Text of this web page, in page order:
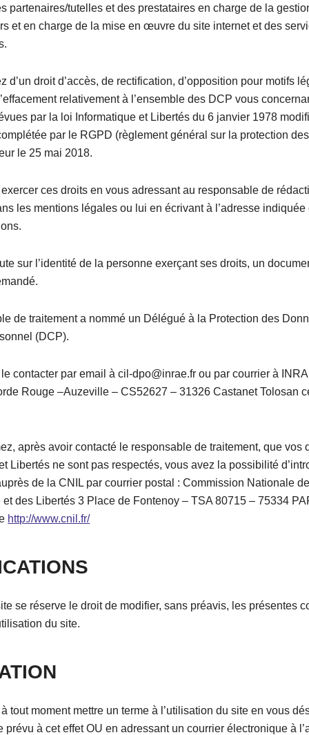
partenaires/tutelles et des prestataires en charge de la
et en charge de la mise en œuvre du site internet et des
d’un droit d’accès, de rectification, d’opposition pour motifs
relativement à l’ensemble des DCP vous
par la loi Informatique et Libertés du 6 janvier 1978
par le RGPD (règlement général sur la protection
le 25 mai 2018.
ces droits en vous adressant au responsable de
les mentions légales ou lui en écrivant à l’adresse indiquée
sur l’identité de la personne exerçant ses droits, un
de traitement a nommé un Délégué à la Protection des
(DCP).
contacter par email à cil-dpo@inrae.fr ou par courrier à
Rouge –Auzeville – CS52627 – 31326 Castanet Tolosan
après avoir contacté le responsable de traitement, que vos
Libertés ne sont pas respectés, vous avez la possibilité
de la CNIL par courrier postal : Commission Nationale
et des Libertés 3 Place de Fontenoy – TSA 80715 – 75334
http://www.cnil.fr/
se réserve le droit de modifier, sans préavis, les présentes
du site.
tout moment mettre un terme à l’utilisation du site en vous
prévu à cet effet OU en adressant un courrier électronique à